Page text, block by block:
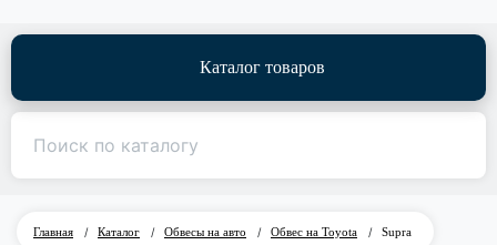
Каталог товаров
Главная / Каталог / Обвесы на авто / Обвес на Toyota / Supra